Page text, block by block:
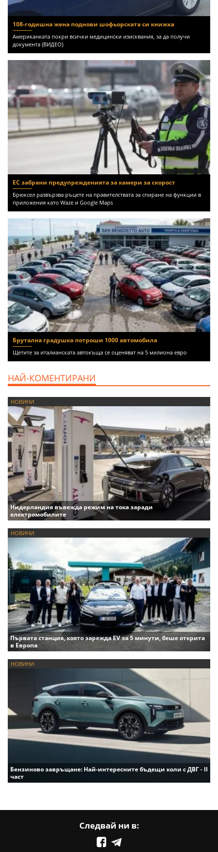
108-годишна жена поднови шофьорската си книжка
Американката покри всички медицински изисквания, за да получи
документа (ВИДЕО)
ЕС забрани предупрежденията за камери за скорост
Брюксел развързва ръцете на правителствата за спиране на функции в
приложения като Waze и Google Maps
Брутална градушка потроши 1000 автомобила
Щетите за италианската автокъща се оценяват на 5 милиона евро
НАЙ-КОМЕНТИРАНИ
НОВИНИ
Нидерландия въвежда режим на тока заради
електромобилите
НОВИНИ
Първата станция, която зарежда EV за 5 минути, беше открита
в Европа
НОВИНИ
Бензиново завръщане: Най-интересните бъдещи коли с ДВГ - II
част
Следвай ни в: